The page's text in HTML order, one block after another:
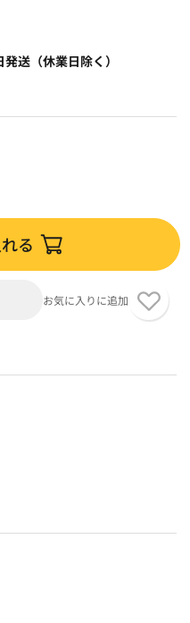
送（休業日除く）
る
お気に入りに追加